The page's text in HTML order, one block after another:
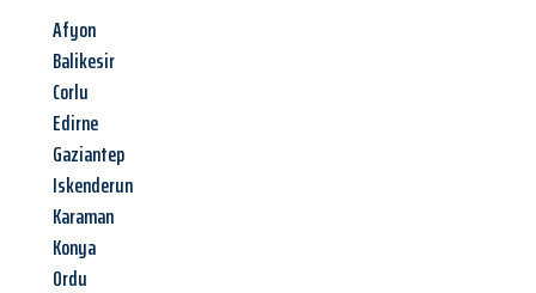
Afyon
Balikesir
Corlu
Edirne
Gaziantep
Iskenderun
Karaman
Konya
Ordu